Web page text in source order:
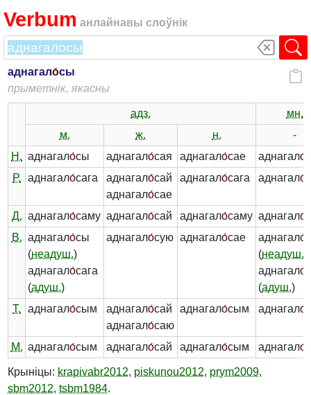
Verbum анлайнавы слоўнік
аднагало́сы
прыметнік, якасны
адз.
мн.
м.
ж. н.
-
Н. аднагало́сы аднагало́сая аднагало́сае аднагало́
Р.
аднагало́сага аднагало́сай
аднагало́сае
аднагало́сага аднагало́
Д. аднагало́саму аднагало́сай аднагало́саму аднагало́
В. аднагало́сы
(неадуш.)
аднагало́сага
(адуш.)
аднагало́сую аднагало́сае аднагало́
(неадуш.
аднагало́
(адуш.)
Т.
аднагало́сым аднагало́сай
аднагало́саю
аднагало́сым аднагало́
М. аднагало́сым аднагало́сай аднагало́сым аднагало́
Крыніцы: krapivabr2012, piskunou2012, prym2009,
sbm2012, tsbm1984.